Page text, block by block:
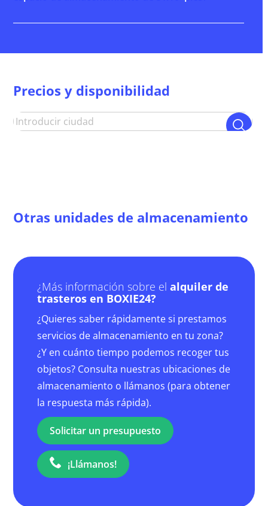
Precios y disponibilidad
Otras unidades de almacenamiento
¿Más información sobre elalquiler de
trasteros en BOXIE24?
¿Quieres saber rápidamente si prestamos
servicios de almacenamiento en tu zona?
¿Y en cuánto tiempo podemos recoger tus
objetos? Consulta nuestras ubicaciones de
almacenamiento o llámanos (para obtener
la respuesta más rápida).
Solicitar un presupuesto
¡Llámanos!